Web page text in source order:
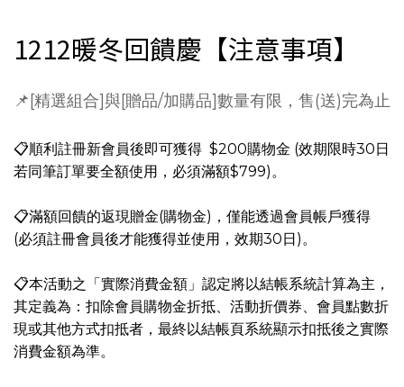
1212暖冬回饋慶【注意事項】
📌[精選組合]與[贈品/加購品]數量有限，售(送)完為止
📋順利註冊新會員後即可獲得 $200購物金 (效期限時30日
若同筆訂單要全額使用，必須滿額$799)。
📋滿額回饋的返現贈金(購物金)，僅能透過會員帳戶獲得
(必須註冊會員後才能獲得並使用，效期30日)。
📋本活動之「實際消費金額」認定將以結帳系統計算為主，
其定義為：扣除會員購物金折抵、活動折價券、會員點數折
現或其他方式扣抵者，最終以結帳頁系統顯示扣抵後之實際
消費金額為準。